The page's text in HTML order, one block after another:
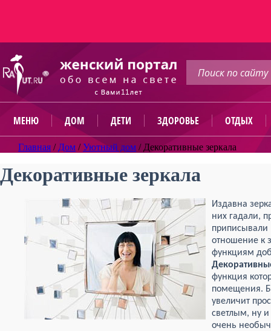
МЕНЮ ДОМ ДЕТИ ЗДОРОВЬЕ ОТДЫХ
Главная / Дом /Уютный дом / Декоративные зеркала
Декоративные зеркала
Издавна
них гадали,
приписывали
отношение к
функциям
функция
помещения.
увеличит
светлым, ну
очень